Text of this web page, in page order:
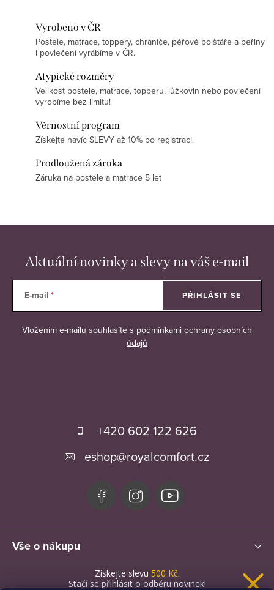
Vyrobeno v ČR
Postele, matrace, toppery, chrániče, péřové polštáře a peřiny
i povlečení vyrábíme v ČR.
Atypické rozměry
Velikost postele, matrace, topperu, lůžkovin nebo povlečení
vyrobíme bez limitu!
Věrnostní program
Získejte navíc SLEVY až 10% po registraci.
Prodloužená záruka
Záruka na postele a matrace 5 let
Aktuální novinky a slevy na váš e-mail
E-mail
Vložením e-mailu souhlasíte s podmínkami ochrany osobních
údajů
PŘIHLÁSIT SE
+420 602 122 626
eshop@royalcomfort.cz
Vše o nákupu
Získejte slevu 500 Kč.
Stačí se přihlásit o odběru novinek!